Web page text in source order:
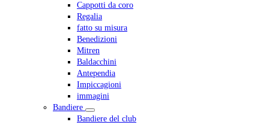
Cappotti da coro
Regalia
fatto su misura
Benedizioni
Mitren
Baldacchini
Antependia
Impiccagioni
immagini
Bandiere
Bandiere del club